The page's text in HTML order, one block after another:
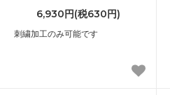
6,930円(税630円)
刺繍加工のみ可能です